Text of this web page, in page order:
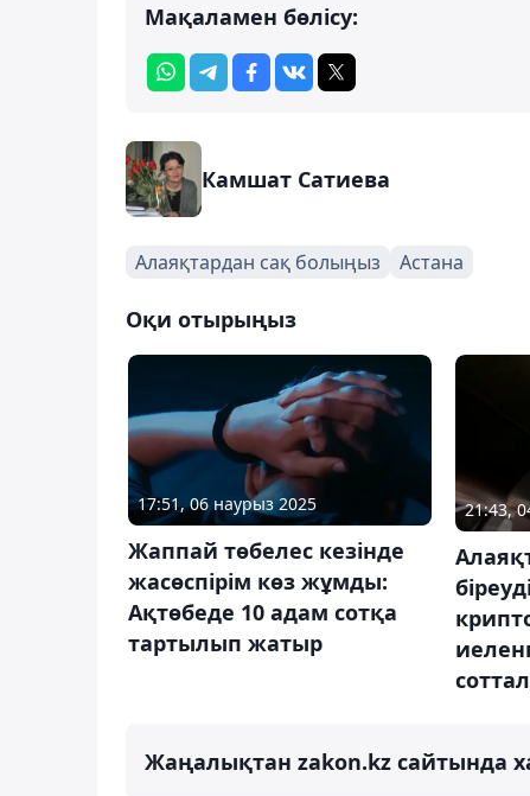
Мақаламен бөлісу:
Камшат Сатиева
Алаяқтардан сақ болыңыз Астана
Оқи отырыңыз
17:51, 06 наурыз 2025
Жаппай төбелес кезінде
жасөспірім көз жұмды:
Ақтөбеде 10 адам сотқа
тартылып жатыр
21:43,
Жаңалықтан zakon.kz сайтында